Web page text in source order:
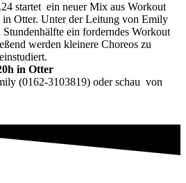
startet ein neuer Mix aus Workout
in Otter. Unter der Leitung von Emily
ein forderndes Workout
werden kleinere Choreos zu
in Otter
(0162-3103819) oder schau von